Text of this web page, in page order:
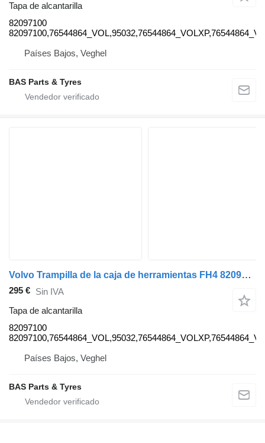
Tapa de alcantarilla
82097100
Países Bajos, Veghel
BAS Parts & Tyres
Volvo Trampilla de la caja de herramientas FH4 82097100 tapa de alcantarilla para Volvo FH4 camión
295 € Sin IVA
Tapa de alcantarilla
82097100
Países Bajos, Veghel
BAS Parts & Tyres